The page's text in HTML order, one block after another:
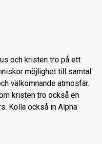
och kristen tro på ett
möjlighet till samtal
välkomnande atmosfär.
kristen tro också en
Kolla också in Alpha